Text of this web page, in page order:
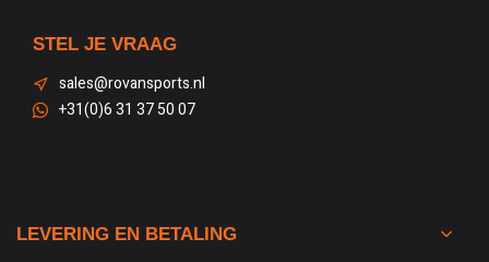
STEL JE VRAAG
sales@rovansports.nl
+31(0)6 31 37 50 07
LEVERING EN BETALING